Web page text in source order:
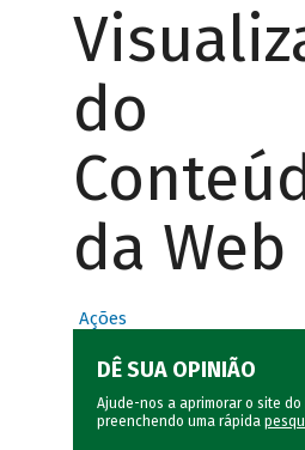
do
da Web
Ações
DÊ SUA OPINIÃO
Ajude-nos a aprimorar o site do
preenchendo uma rápida